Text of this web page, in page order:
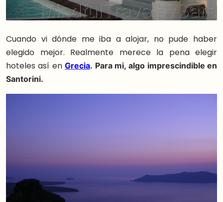
Cuando vi dónde me iba a alojar, no pude haber
elegido mejor. Realmente merece la pena elegir
hoteles así enGrecia. Para mi, algo imprescindible en
Santorini.